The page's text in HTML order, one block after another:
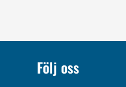
Följ oss